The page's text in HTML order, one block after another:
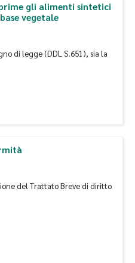
gli alimenti sintetici
vegetale
di legge (DDL S.651), sia la
del Trattato Breve di diritto